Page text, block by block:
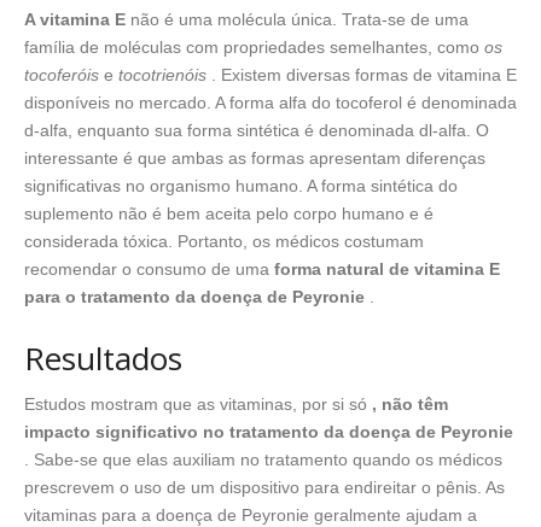
A vitamina E não é uma molécula única. Trata-se de uma
família de moléculas com propriedades semelhantes, como os
tocoferóis e tocotrienóis . Existem diversas formas de vitamina E
disponíveis no mercado. A forma alfa do tocoferol é denominada
d-alfa, enquanto sua forma sintética é denominada dl-alfa. O
interessante é que ambas as formas apresentam diferenças
significativas no organismo humano. A forma sintética do
suplemento não é bem aceita pelo corpo humano e é
considerada tóxica. Portanto, os médicos costumam
recomendar o consumo de uma forma natural de vitamina E
para o tratamento da doença de Peyronie
Resultados
Estudos mostram que as vitaminas, por si só , não têm
impacto significativo no tratamento da doença de Peyronie
. Sabe-se que elas auxiliam no tratamento quando os médicos
prescrevem o uso de um dispositivo para endireitar o pênis. As
vitaminas para a doença de Peyronie geralmente ajudam a